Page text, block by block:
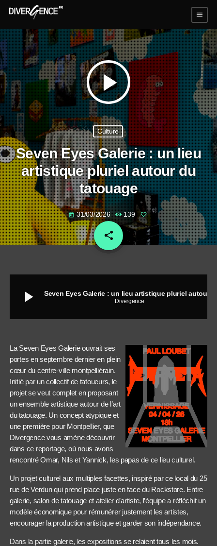
menu
play_arrow
Culture
Seven Eyes Galerie : un lieu
artistique pluriel autour du
tatouage
today 31/03/2026 139
share
email
play_arrow Divergence
La Seven Eyes Galerie ouvrait ses
portes en septembre dernier en plein
cœur du centre-ville montpelliérain.
Initié par un collectif de tatoueurs, le
projet se veut complet en proposant
un ensemble artistique autour de l’art
du tatouage. Un concept atypique et
une première pour Montpellier, que
Divergence vous amène découvrir
dans ce reportage, où nous avons
rencontré Omar, Nils et Yannick, les papas de ce lieu culturel.
Un projet culturel aux multiples facettes, inspiré par ce local du 25
rue de Verdun qui prend place juste en face du Rockstore. Entre
galerie, salon de tatouage et atelier d’artiste, l’équipe a réfléchit un
modèle économique pour rémunérer justement les artistes,
encourager la production artistique et garder son indépendance.
Dans la partie galerie, les expositions se relaient tous les mois.